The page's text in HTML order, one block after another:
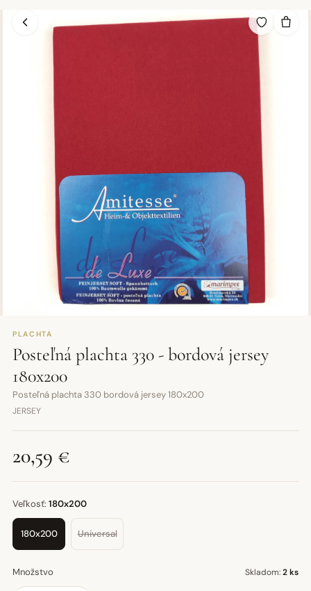
PLACHTA
Posteľná plachta 330 - bordová jersey
180x200
Posteľná plachta 330 bordová jersey 180x200
JERSEY
20,59 €
Veľkosť: 180x200
180x200 Universal
Množstvo Skladom:2 ks